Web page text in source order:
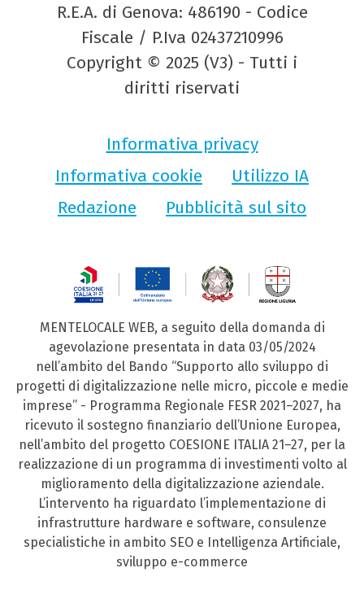
R.E.A. di Genova: 486190 - Codice
Fiscale / P.Iva 02437210996
Copyright © 2025 (V3) - Tutti i
diritti riservati
Informativa privacy
Informativa cookie
Utilizzo IA
Redazione
Pubblicità sul sito
MENTELOCALE WEB, a seguito della domanda di
agevolazione presentata in data 03/05/2024
nell’ambito del Bando “Supporto allo sviluppo di
progetti di digitalizzazione nelle micro, piccole e medie
imprese” - Programma Regionale FESR 2021–2027, ha
ricevuto il sostegno finanziario dell’Unione Europea,
nell’ambito del progetto COESIONE ITALIA 21–27, per la
realizzazione di un programma di investimenti volto al
miglioramento della digitalizzazione aziendale.
L’intervento ha riguardato l’implementazione di
infrastrutture hardware e software, consulenze
specialistiche in ambito SEO e Intelligenza Artificiale,
sviluppo e-commerce